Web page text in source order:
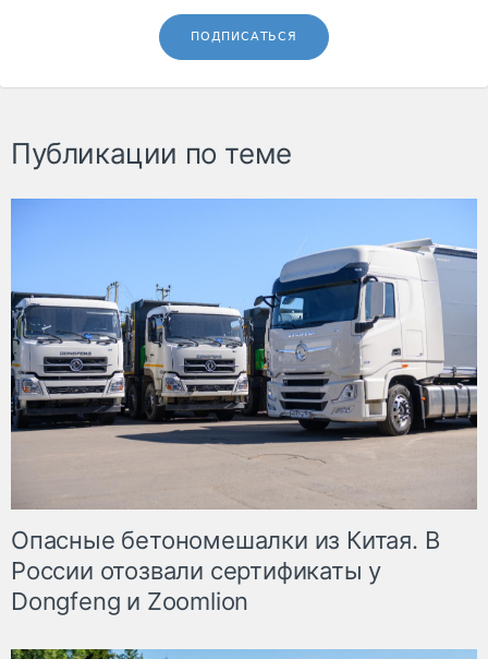
ПОДПИСАТЬСЯ
Публикации по теме
Опасные бетономешалки из Китая. В
России отозвали сертификаты у
Dongfeng и Zoomlion